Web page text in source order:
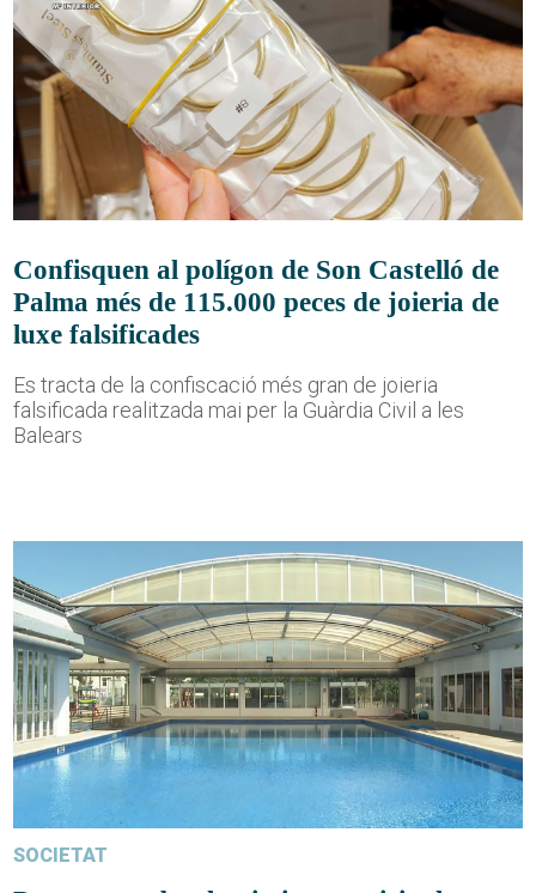
Confisquen al polígon de Son Castelló de
Palma més de 115.000 peces de joieria de
luxe falsificades
Es tracta de la confiscació més gran de joieria
falsificada realitzada mai per la Guàrdia Civil a les
Balears
SOCIETAT